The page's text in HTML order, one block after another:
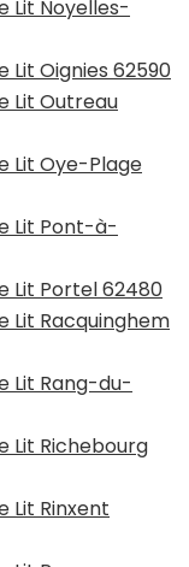
Lit Noyelles-
Lit Oignies 62590
Lit Outreau
Lit Oye-Plage
Lit Pont-à-
Lit Portel 62480
Lit Racquinghem
Lit Rang-du-
Lit Richebourg
Lit Rinxent